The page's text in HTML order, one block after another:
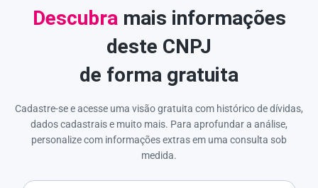
Descubra mais informações
deste CNPJ
de forma gratuita
Cadastre-se e acesse uma visão gratuita com histórico de dívidas,
dados cadastrais e muito mais. Para aprofundar a análise,
personalize com informações extras em uma consulta sob
medida.